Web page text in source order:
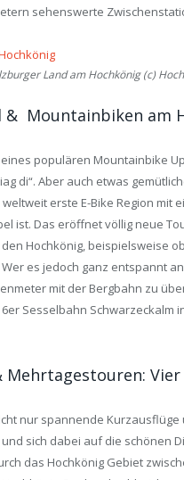
sehenswerte
Land am Hochkönig (c)
& Mountainbiken am
populären Mountainbike
di“. Aber auch etwas
erste E-Bike Region mit
ist. Das eröffnet völlig neue
Hochkönig, beispielsweise
es jedoch ganz entspannt
mit der Bergbahn zu
6er Sesselbahn
Vier
nur spannende
sich dabei auf die schönen
das Hochkönig Gebiet